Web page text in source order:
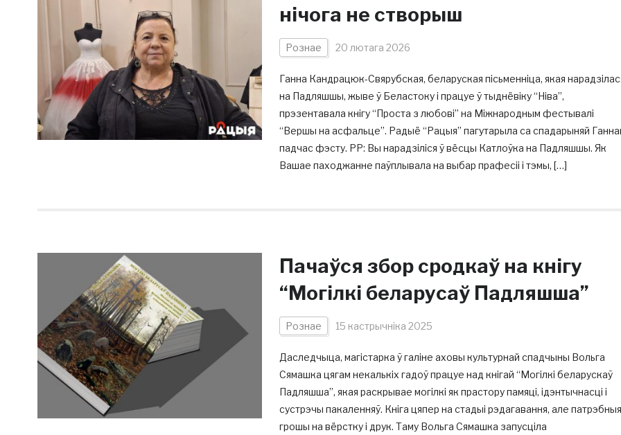
нічога не створыш
Рознае 20 лютага 2026
Ганна Кандрацюк-Свярубская, беларуская пісьменніца, якая
на Падляшшы, жыве ў Беластоку і працуе ў тыднёвіку “Ніва”,
прэзентавала кнігу “Проста з любові” на Міжнародным фестывалі
“Вершы на асфальце”. Радыё “Рацыя” пагутарыла са спадарыняй
падчас фэсту. РР: Вы нарадзіліся ў вёсцы Катлоўка на Падляшшы. Як
Вашае паходжанне паўплывала на выбар прафесіі і тэмы, […]
Пачаўся збор сродкаў на кнігу
“Могілкі беларусаў Падляшша”
Рознае 15 кастрычніка 2025
Даследчыца, магістарка ў галіне аховы культурнай спадчыны Вольга
Сямашка цягам некалькіх гадоў працуе над кнігай “Могілкі беларускаў
Падляшша”, якая раскрывае могілкі як прастору памяці, ідэнтычнасці і
сустрэчы пакаленняў. Кніга цяпер на стадыі рэдагавання, але патрэбныя
грошы на вёрстку і друк. Таму Вольга Сямашка запусціла